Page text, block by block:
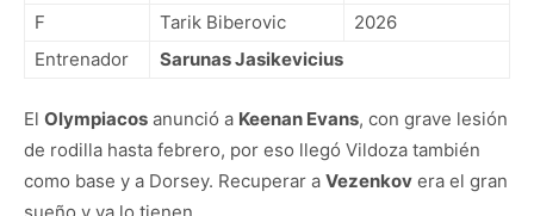
F
Tarik Biberovic
2026
Entrenador
Sarunas Jasikevicius
El Olympiacos anunció a Keenan Evans, con grave lesión
de rodilla hasta febrero, por eso llegó Vildoza también
como base y a Dorsey. Recuperar a Vezenkov era el gran